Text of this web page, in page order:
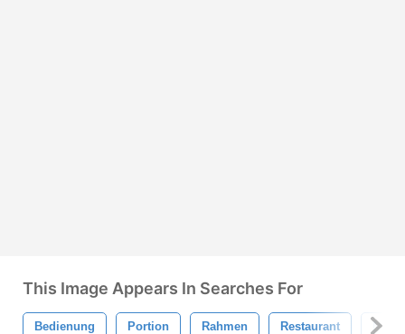
This Image Appears In Searches For
Bedienung Portion Rahmen Restaurant Neu